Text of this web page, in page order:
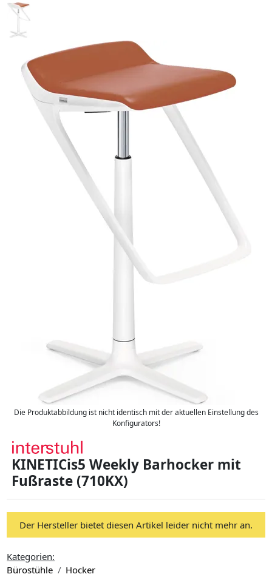
Die Produktabbildung ist nicht identisch mit der aktuellen Einstellung des
Konfigurators!
KINETICis5 Weekly Barhocker mit
Fußraste (710KX)
Der Hersteller bietet diesen Artikel leider nicht mehr an.
Kategorien:
Bürostühle
Hocker